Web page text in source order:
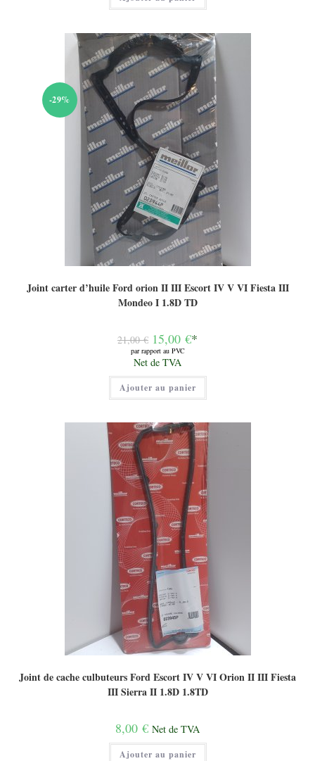
40,00 €.
-29%
Joint carter d’huile Ford orion II III Escort IV V VI Fiesta III
Mondeo I 1.8D TD
21,00€ Le
prix
initial
était :
21,00 €.
15,00 €*
par rapport au PVC
Le
prix
actuel
est :
15,00 €.
Net de TVA
Ajouter au panier
Joint de cache culbuteurs Ford Escort IV V VI Orion II III Fiesta
III Sierra II 1.8D 1.8TD
8,00 € Net de TVA
Ajouter au panier